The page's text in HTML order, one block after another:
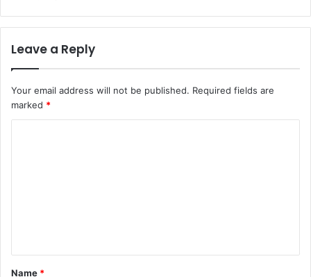
Leave a Reply
Your email address will not be published. Required fields are
marked *
t
Name *